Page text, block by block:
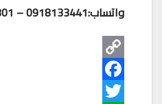
واتساب:0918133441 – 0123033801
C
o
F